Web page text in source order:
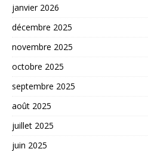
janvier 2026
décembre 2025
novembre 2025
octobre 2025
septembre 2025
août 2025
juillet 2025
juin 2025